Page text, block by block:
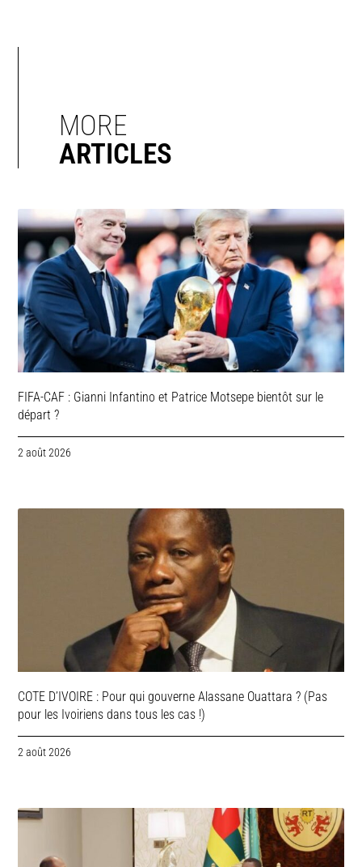
MORE
ARTICLES
FIFA-CAF : Gianni Infantino et Patrice Motsepe bientôt sur le
départ ?
2 août 2026
COTE D’IVOIRE : Pour qui gouverne Alassane Ouattara ? (Pas
pour les Ivoiriens dans tous les cas !)
2 août 2026